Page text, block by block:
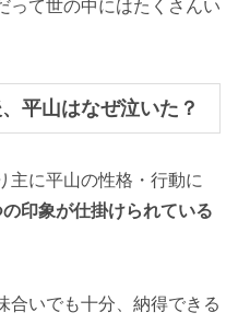
って世の中にはたくさんい
平山はなぜ泣いた？
主に平山の性格・行動に
印象が仕掛けられている
合いでも十分、納得できる